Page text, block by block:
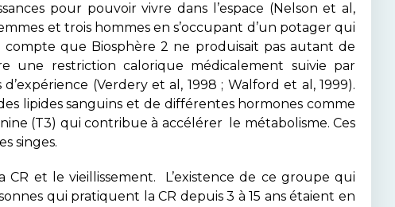
pour pouvoir vivre dans l’espace (Nelson et al,
et trois hommes en s’occupant d’un potager qui
compte que Biosphère 2 ne produisait pas autant de
une restriction calorique médicalement suivie par
(Verdery et al, 1998 ; Walford et al, 1999).
lipides sanguins et de différentes hormones comme
(T3) qui contribue à accélérer le métabolisme. Ces
singes.
et le vieillissement. L’existence de ce groupe qui
qui pratiquent la CR depuis 3 à 15 ans étaient en